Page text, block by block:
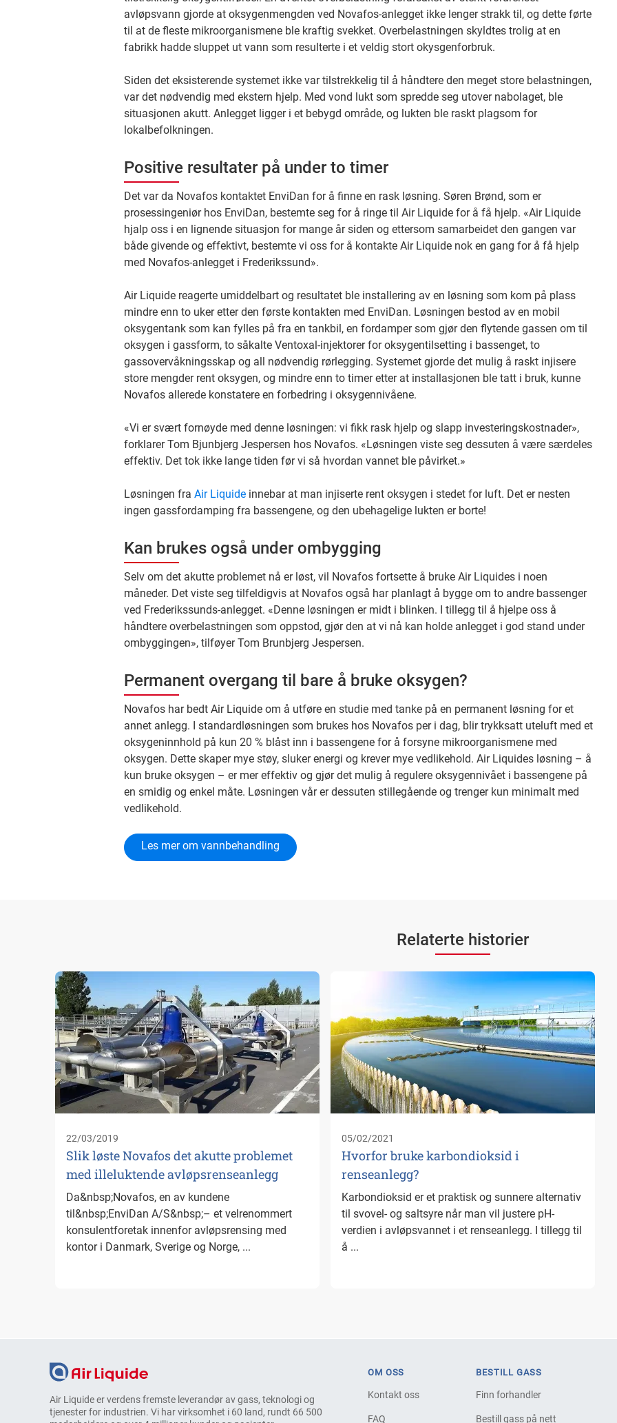
avløpsvann gjorde at oksygenmengden ved Novafos-anlegget ikke lenger strakk til, og dette førte
til at de fleste mikroorganismene ble kraftig svekket. Overbelastningen skyldtes trolig at en
fabrikk hadde sluppet ut vann som resulterte i et veldig stort okysgenforbruk.
Siden det eksisterende systemet ikke var tilstrekkelig til å håndtere den meget store belastningen,
var det nødvendig med ekstern hjelp. Med vond lukt som spredde seg utover nabolaget, ble
situasjonen akutt. Anlegget ligger i et bebygd område, og lukten ble raskt plagsom for
lokalbefolkningen.
Positive resultater på under to timer
Det var da Novafos kontaktet EnviDan for å finne en rask løsning. Søren Brønd, som er
prosessingeniør hos EnviDan, bestemte seg for å ringe til Air Liquide for å få hjelp. «Air Liquide
hjalp oss i en lignende situasjon for mange år siden og ettersom samarbeidet den gangen var
både givende og effektivt, bestemte vi oss for å kontakte Air Liquide nok en gang for å få hjelp
med Novafos-anlegget i Frederikssund».
Air Liquide reagerte umiddelbart og resultatet ble installering av en løsning som kom på plass
mindre enn to uker etter den første kontakten med EnviDan. Løsningen bestod av en mobil
oksygentank som kan fylles på fra en tankbil, en fordamper som gjør den flytende gassen om til
oksygen i gassform, to såkalte Ventoxal-injektorer for oksygentilsetting i bassenget, to
gassovervåkningsskap og all nødvendig rørlegging. Systemet gjorde det mulig å raskt injisere
store mengder rent oksygen, og mindre enn to timer etter at installasjonen ble tatt i bruk, kunne
Novafos allerede konstatere en forbedring i oksygennivåene.
«Vi er svært fornøyde med denne løsningen: vi fikk rask hjelp og slapp investeringskostnader»,
forklarer Tom Bjunbjerg Jespersen hos Novafos. «Løsningen viste seg dessuten å være særdeles
effektiv. Det tok ikke lange tiden før vi så hvordan vannet ble påvirket.»
Løsningen fra Air Liquide innebar at man injiserte rent oksygen i stedet for luft. Det er nesten
ingen gassfordamping fra bassengene, og den ubehagelige lukten er borte!
Kan brukes også under ombygging
Selv om det akutte problemet nå er løst, vil Novafos fortsette å bruke Air Liquides i noen
måneder. Det viste seg tilfeldigvis at Novafos også har planlagt å bygge om to andre bassenger
ved Frederikssunds-anlegget. «Denne løsningen er midt i blinken. I tillegg til å hjelpe oss å
håndtere overbelastningen som oppstod, gjør den at vi nå kan holde anlegget i god stand under
ombyggingen», tilføyer Tom Brunbjerg Jespersen.
Permanent overgang til bare å bruke oksygen?
Novafos har bedt Air Liquide om å utføre en studie med tanke på en permanent løsning for et
annet anlegg. I standardløsningen som brukes hos Novafos per i dag, blir trykksatt uteluft med et
oksygeninnhold på kun 20 % blåst inn i bassengene for å forsyne mikroorganismene med
oksygen. Dette skaper mye støy, sluker energi og krever mye vedlikehold. Air Liquides løsning – å
kun bruke oksygen – er mer effektiv og gjør det mulig å regulere oksygennivået i bassengene på
en smidig og enkel måte. Løsningen vår er dessuten stillegående og trenger kun minimalt med
vedlikehold.
Les mer om vannbehandling
Relaterte historier
22/03/2019
Slik løste Novafos det akutte problemet
med illeluktende avløpsrenseanlegg
Da&nbsp;Novafos, en av kundene
til&nbsp;EnviDan A/S&nbsp;– et velrenommert
konsulentforetak innenfor avløpsrensing med
kontor i Danmark, Sverige og Norge, ...
05/02/2021
Hvorfor bruke karbondioksid i
renseanlegg?
Karbondioksid er et praktisk og sunnere alternativ
til svovel- og saltsyre når man vil justere pH-
verdien i avløpsvannet i et renseanlegg. I tillegg til
å ...
Air Liquide er verdens fremste leverandør av gass, teknologi og
tjenester for industrien. Vi har virksomhet i 60 land, rundt 66 500
OM OSS
Kontakt oss
FAQ
BESTILL GASS
Finn forhandler
Bestill gass på nett